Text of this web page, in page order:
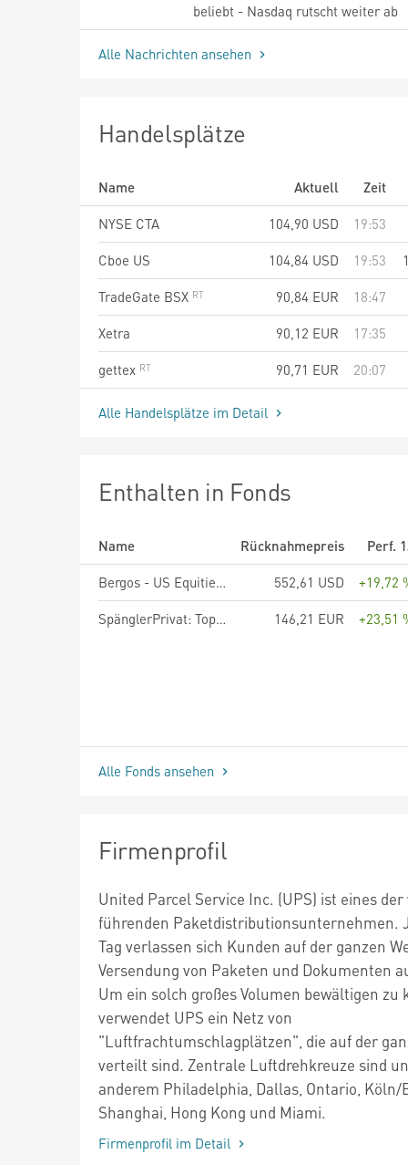
beliebt - Nasdaq rutscht weiter ab
Alle Nachrichten ansehen
Handelsplätze
Name Aktuell
Zeit
NYSE CTA
104,90 USD
19:53
Cboe US
104,84 USD 19:53
TradeGate BSX
90,84 EUR
18:47
Xetra
90,12 EUR
17:35
gettex
90,71 EUR 20:07
Alle Handelsplätze im Detail
Enthalten in Fonds
Name Rücknahmepreis
Perf.
Bergos - US Equities Anteilklasse B
552,61 USD
+19,72
SpänglerPrivat: Top Dividende RA
146,21 EUR +23,51
Alle Fonds ansehen
Firmenprofil
United Parcel Service Inc. (UPS) ist eines
führenden Paketdistributionsunternehmen.
Tag verlassen sich Kunden auf der ganzen
Versendung von Paketen und Dokumenten
Um ein solch großes Volumen bewältigen zu
verwendet UPS ein Netz von
"Luftfrachtumschlagplätzen", die auf der
verteilt sind. Zentrale Luftdrehkreuze sind
anderem Philadelphia, Dallas, Ontario, Köln/
Shanghai, Hong Kong und Miami.
Firmenprofil im Detail